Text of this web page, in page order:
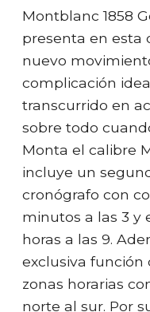
Montblanc 1858
presenta en esta
nuevo
complicación
transcurrido en
sobre todo
Monta el calibre
incluye un
cronógrafo con
minutos a las 3 y
horas a las 9.
exclusiva función
zonas horarias
norte al sur. Por